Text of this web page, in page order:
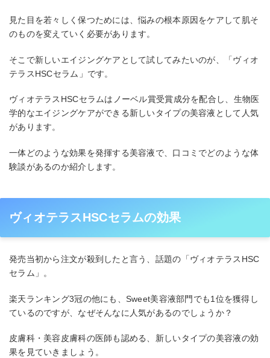
見た目を若々しく保つためには、悩みの根本原因をケアして肌そ
のものを変えていく必要があります。
そこで新しいエイジングケアとして試してみたいのが、「ヴィオ
テラスHSCセラム」です。
ヴィオテラスHSCセラムはノーベル賞受賞成分を配合し、生物医
学的なエイジングケアができる新しいタイプの美容液として人気
があります。
一体どのような効果を発揮する美容液で、口コミでどのような体
験談があるのか紹介します。
ヴィオテラスHSCセラムの効果
発売当初から注文が殺到したと言う、話題の「ヴィオテラスHSC
セラム」。
楽天ランキング3冠の他にも、Sweet美容液部門でも1位を獲得し
ているのですが、なぜそんなに人気があるのでしょうか？
皮膚科・美容皮膚科の医師も認める、新しいタイプの美容液の効
果を見ていきましょう。